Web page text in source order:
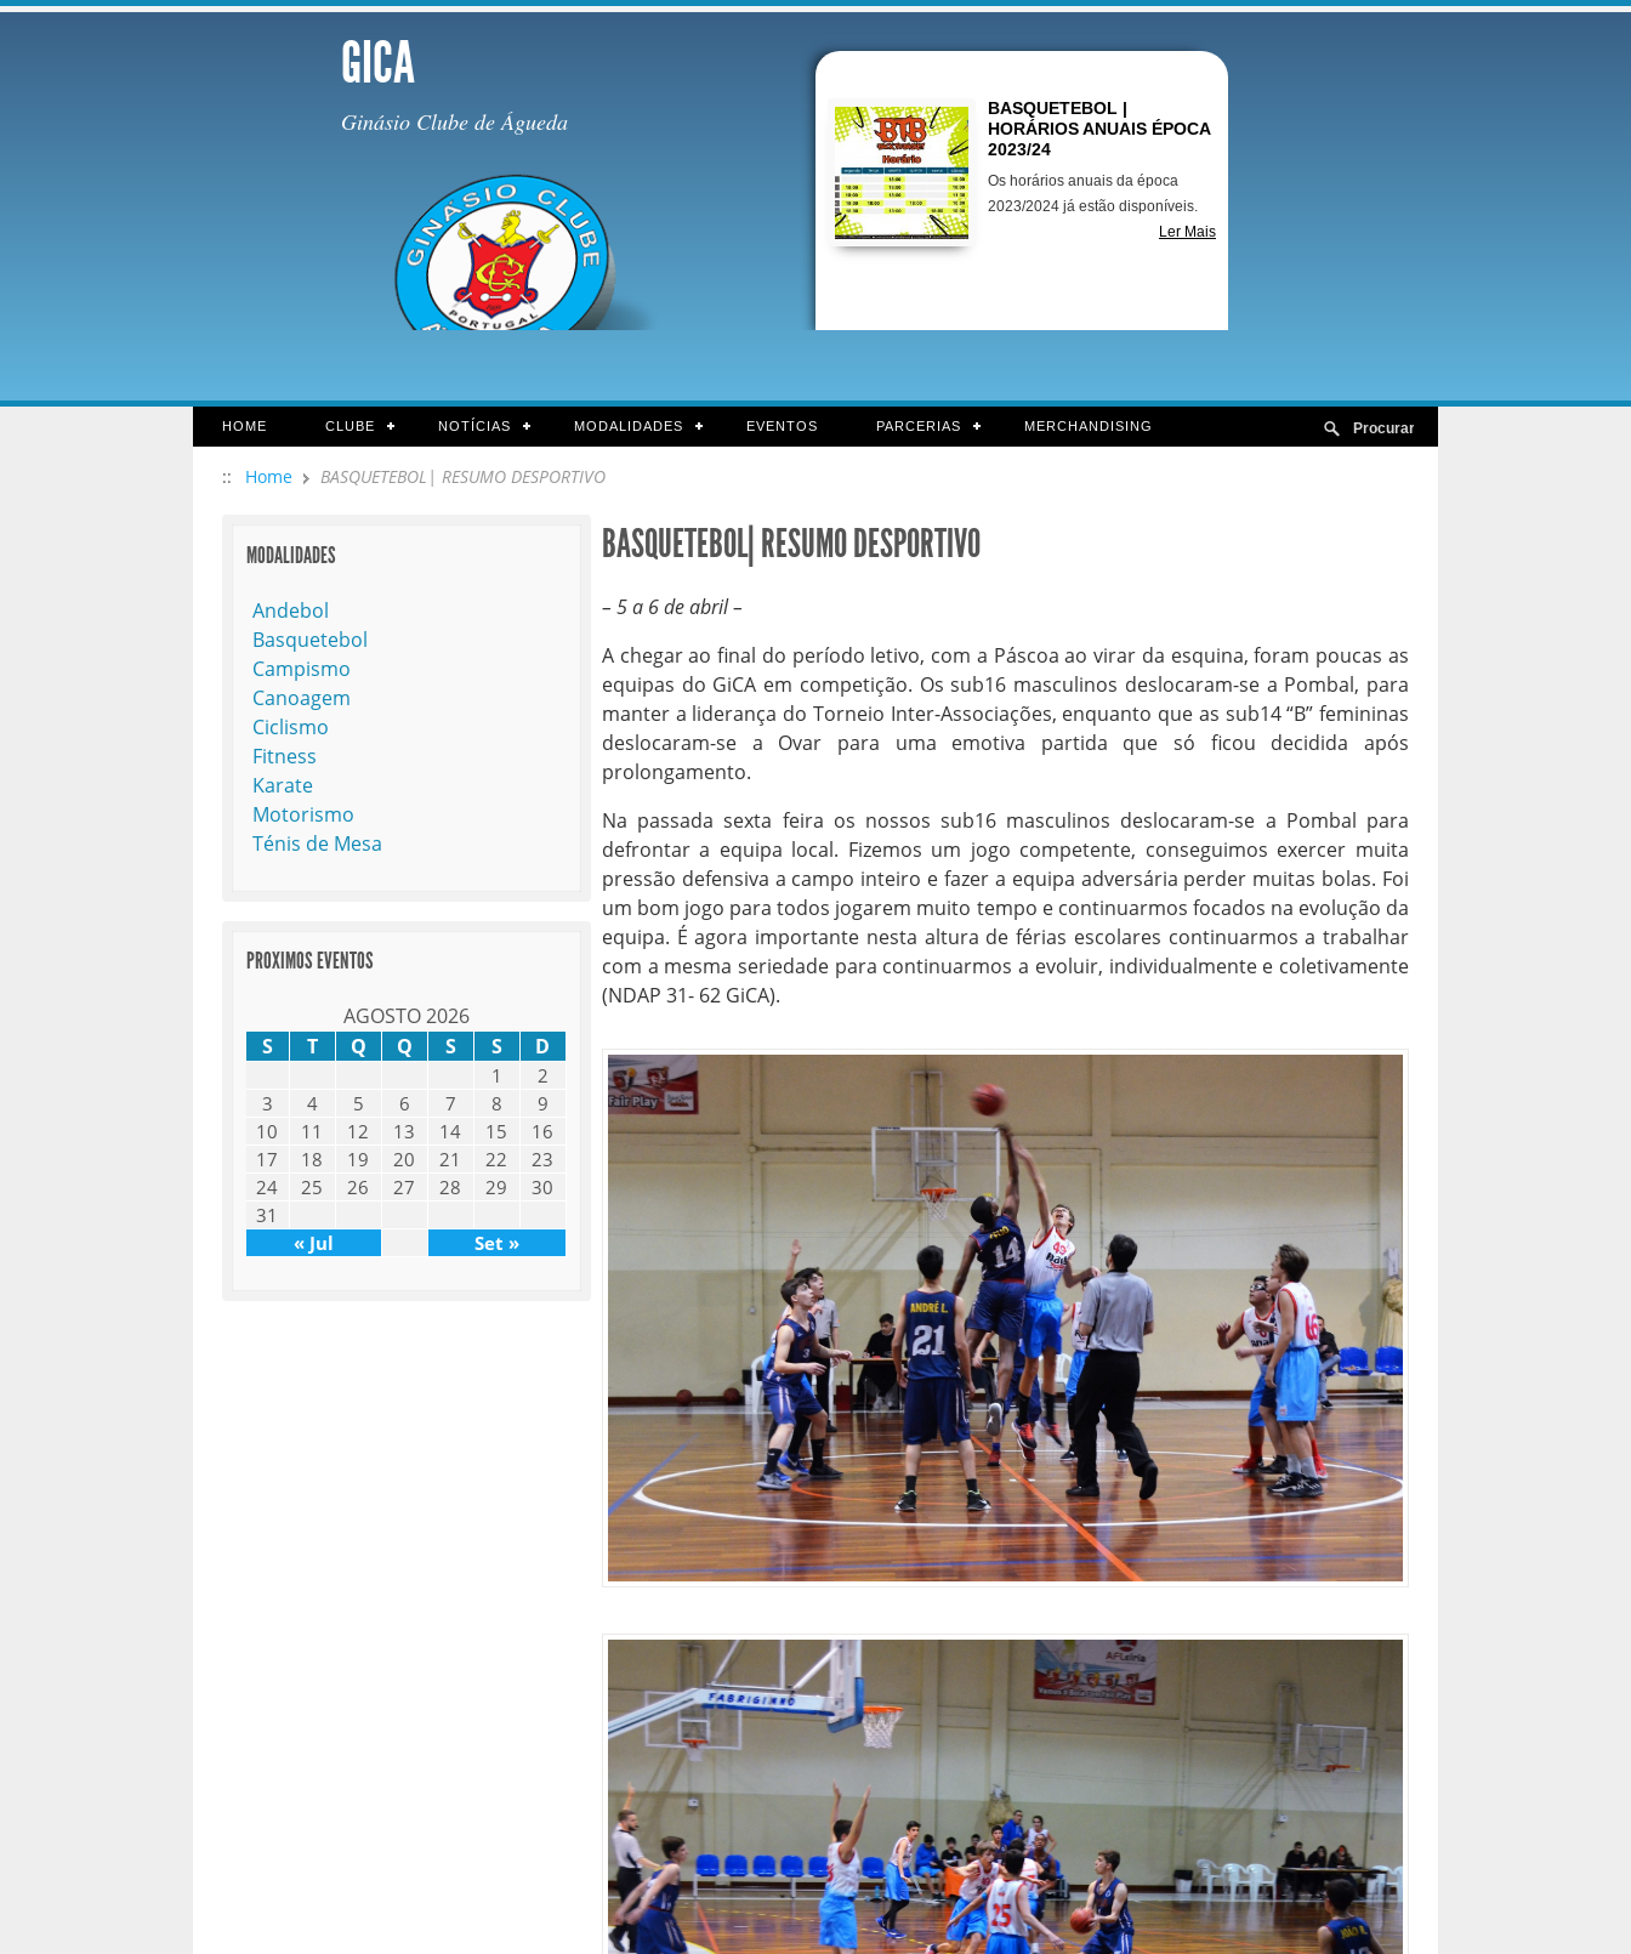
GICA
Ginásio Clube de Águeda
BASQUETEBOL |
HORÁRIOS ANUAIS ÉPOCA
2023/24
Os horários anuais da época
2023/2024 já estão disponíveis.
Ler Mais
HOME CLUBE NOTÍCIAS MODALIDADES EVENTOS PARCERIAS MERCHANDISING
:: Home BASQUETEBOL| RESUMO DESPORTIVO
BASQUETEBOL| RESUMO DESPORTIVO
– 5 a 6 de abril –
A chegar ao final do período letivo, com a Páscoa ao virar da esquina, foram poucas as
equipas do GiCA em competição. Os sub16 masculinos deslocaram-se a Pombal, para
manter a liderança do Torneio Inter-Associações, enquanto que as sub14 “B” femininas
deslocaram-se a Ovar para uma emotiva partida que só ficou decidida após
prolongamento.
Na passada sexta feira os nossos sub16 masculinos deslocaram-se a Pombal para
defrontar a equipa local. Fizemos um jogo competente, conseguimos exercer muita
pressão defensiva a campo inteiro e fazer a equipa adversária perder muitas bolas. Foi
um bom jogo para todos jogarem muito tempo e continuarmos focados na evolução da
equipa. É agora importante nesta altura de férias escolares continuarmos a trabalhar
com a mesma seriedade para continuarmos a evoluir, individualmente e coletivamente
(NDAP 31- 62 GiCA).
MODALIDADES
Andebol
Basquetebol
Campismo
Canoagem
Ciclismo
Fitness
Karate
Motorismo
Ténis de Mesa
PROXIMOS EVENTOS
AGOSTO 2026
S
T Q Q S S D
1
2
3
4 5 6 7 8
9
10
11 12 13 14 15
16
17
18 19 20 21 22
23
24
25 26 27 28 29
30
31
« Jul
Set »